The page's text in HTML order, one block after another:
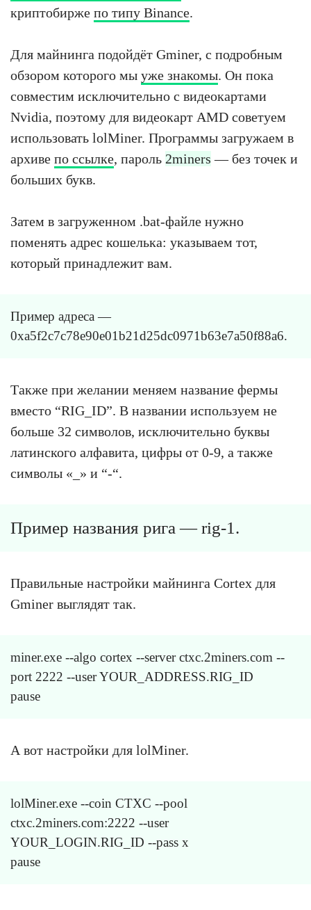
криптобирже по типу Binance.
Для майнинга подойдёт Gminer, с подробным
обзором которого мы уже знакомы. Он пока
совместим исключительно с видеокартами
Nvidia, поэтому для видеокарт AMD советуем
использовать lolMiner. Программы загружаем в
архиве по ссылке, пароль 2miners — без точек и
больших букв.
Затем в загруженном .bat-файле нужно
поменять адрес кошелька: указываем тот,
который принадлежит вам.
Пример адреса —
0xa5f2c7c78e90e01b21d25dc0971b63e7a50f88a6.
Также при желании меняем название фермы
вместо “RIG_ID”. В названии используем не
больше 32 символов, исключительно буквы
латинского алфавита, цифры от 0-9, а также
символы «_» и “-“.
Пример названия рига — rig-1.
Правильные настройки майнинга Cortex для
Gminer выглядят так.
miner.exe --algo cortex --server ctxc.2miners.com --
port 2222 --user YOUR_ADDRESS.RIG_ID
pause
А вот настройки для lolMiner.
lolMiner.exe --coin CTXC --pool
ctxc.2miners.com:2222 --user
YOUR_LOGIN.RIG_ID --pass x
pause